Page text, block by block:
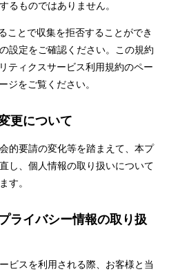
るものではありません。
ことで収集を拒否することができ
設定をご確認ください。この規約
ティクスサービス利用規約のペー
ジをご覧ください。
更について
的要請の変化等を踏まえて、本プ
し、個人情報の取り扱いについて
す。
ライバシー情報の取り扱
ビスを利用される際、お客様と当